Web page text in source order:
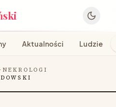
Aktualności Ludzie
NEKROLOGI